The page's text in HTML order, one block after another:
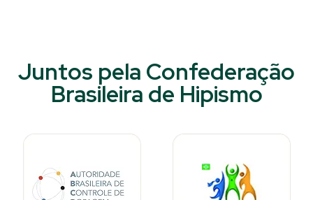
Juntos pela Confederação
Brasileira de Hipismo